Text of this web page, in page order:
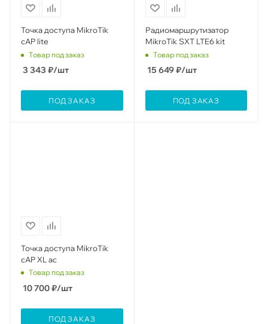
Точка доступа MikroTik
cAP lite
Товар под заказ
3 343 ₽/шт
ПОД ЗАКАЗ
Радиомаршрутизатор
MikroTik SXT LTE6 kit
Товар под заказ
15 649₽/шт
ПОД ЗАКАЗ
Точка доступа MikroTik
cAP XL ac
Товар под заказ
10 700₽/шт
ПОД ЗАКАЗ